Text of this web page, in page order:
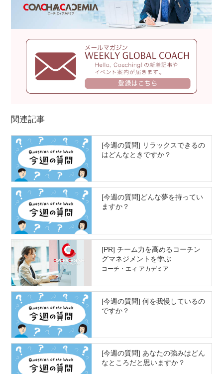
関連記事
[今週の質問] リラックスできるの
はどんなときですか？
[今週の質問]どんな夢を持ってい
ますか？
[PR] チーム力を高めるコーチン
グマネジメントを学ぶ
コーチ・エィ アカデミア
[今週の質問] 何を我慢しているの
ですか？
[今週の質問] あなたの強みはどん
なところだと思いますか？